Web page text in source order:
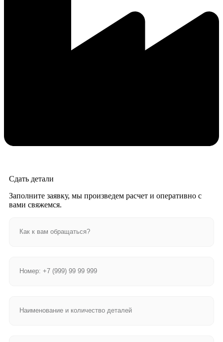
Сдать детали
Заполните заявку, мы произведем расчет и оперативно с
вами свяжемся.